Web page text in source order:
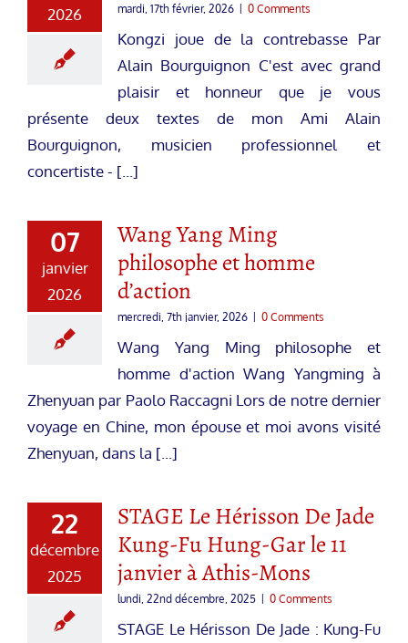
2026 mardi, 17th février, 2026 0 Comments
Kongzi joue de la contrebasse Par
Alain Bourguignon C'est avec grand
plaisir et honneur que je vous
présente deux textes de mon Ami Alain
Bourguignon, musicien professionnel et
concertiste - [...]
07
janvier
2026
Wang Yang Ming
philosophe et homme
d’action
mercredi, 7th janvier, 2026 0 Comments
Wang Yang Ming philosophe et
homme d'action Wang Yangming à
Zhenyuan par Paolo Raccagni Lors de notre dernier
voyage en Chine, mon épouse et moi avons visité
Zhenyuan, dans la [...]
22
décembre
2025
STAGE Le Hérisson De Jade
Kung-Fu Hung-Gar le 11
janvier à Athis-Mons
lundi, 22nd décembre, 2025 0 Comments
STAGE Le Hérisson De Jade : Kung-Fu